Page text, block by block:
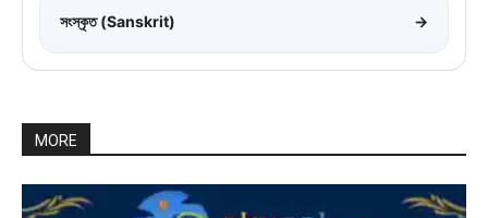
সংস্কৃত (Sanskrit) →
MORE